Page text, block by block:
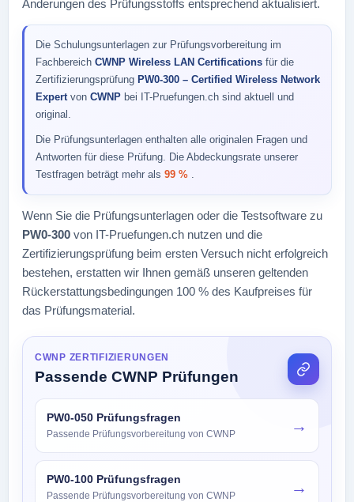
Änderungen des Prüfungsstoffs entsprechend aktualisiert.
Die Schulungsunterlagen zur Prüfungsvorbereitung im
Fachbereich CWNP Wireless LAN Certifications für die
Zertifizierungsprüfung PW0-300 – Certified Wireless Network
Expert von CWNP bei IT-Pruefungen.ch sind aktuell und
original.
Die Prüfungsunterlagen enthalten alle originalen Fragen und
Antworten für diese Prüfung. Die Abdeckungsrate unserer
Testfragen beträgt mehr als 99 % .
Wenn Sie die Prüfungsunterlagen oder die Testsoftware zu
PW0-300 von IT-Pruefungen.ch nutzen und die
Zertifizierungsprüfung beim ersten Versuch nicht erfolgreich
bestehen, erstatten wir Ihnen gemäß unseren geltenden
Rückerstattungsbedingungen 100 % des Kaufpreises für
das Prüfungsmaterial.
CWNP ZERTIFIZIERUNGEN
Passende CWNP Prüfungen
PW0-050 Prüfungsfragen
Passende Prüfungsvorbereitung von CWNP →
PW0-100 Prüfungsfragen
Passende Prüfungsvorbereitung von CWNP →